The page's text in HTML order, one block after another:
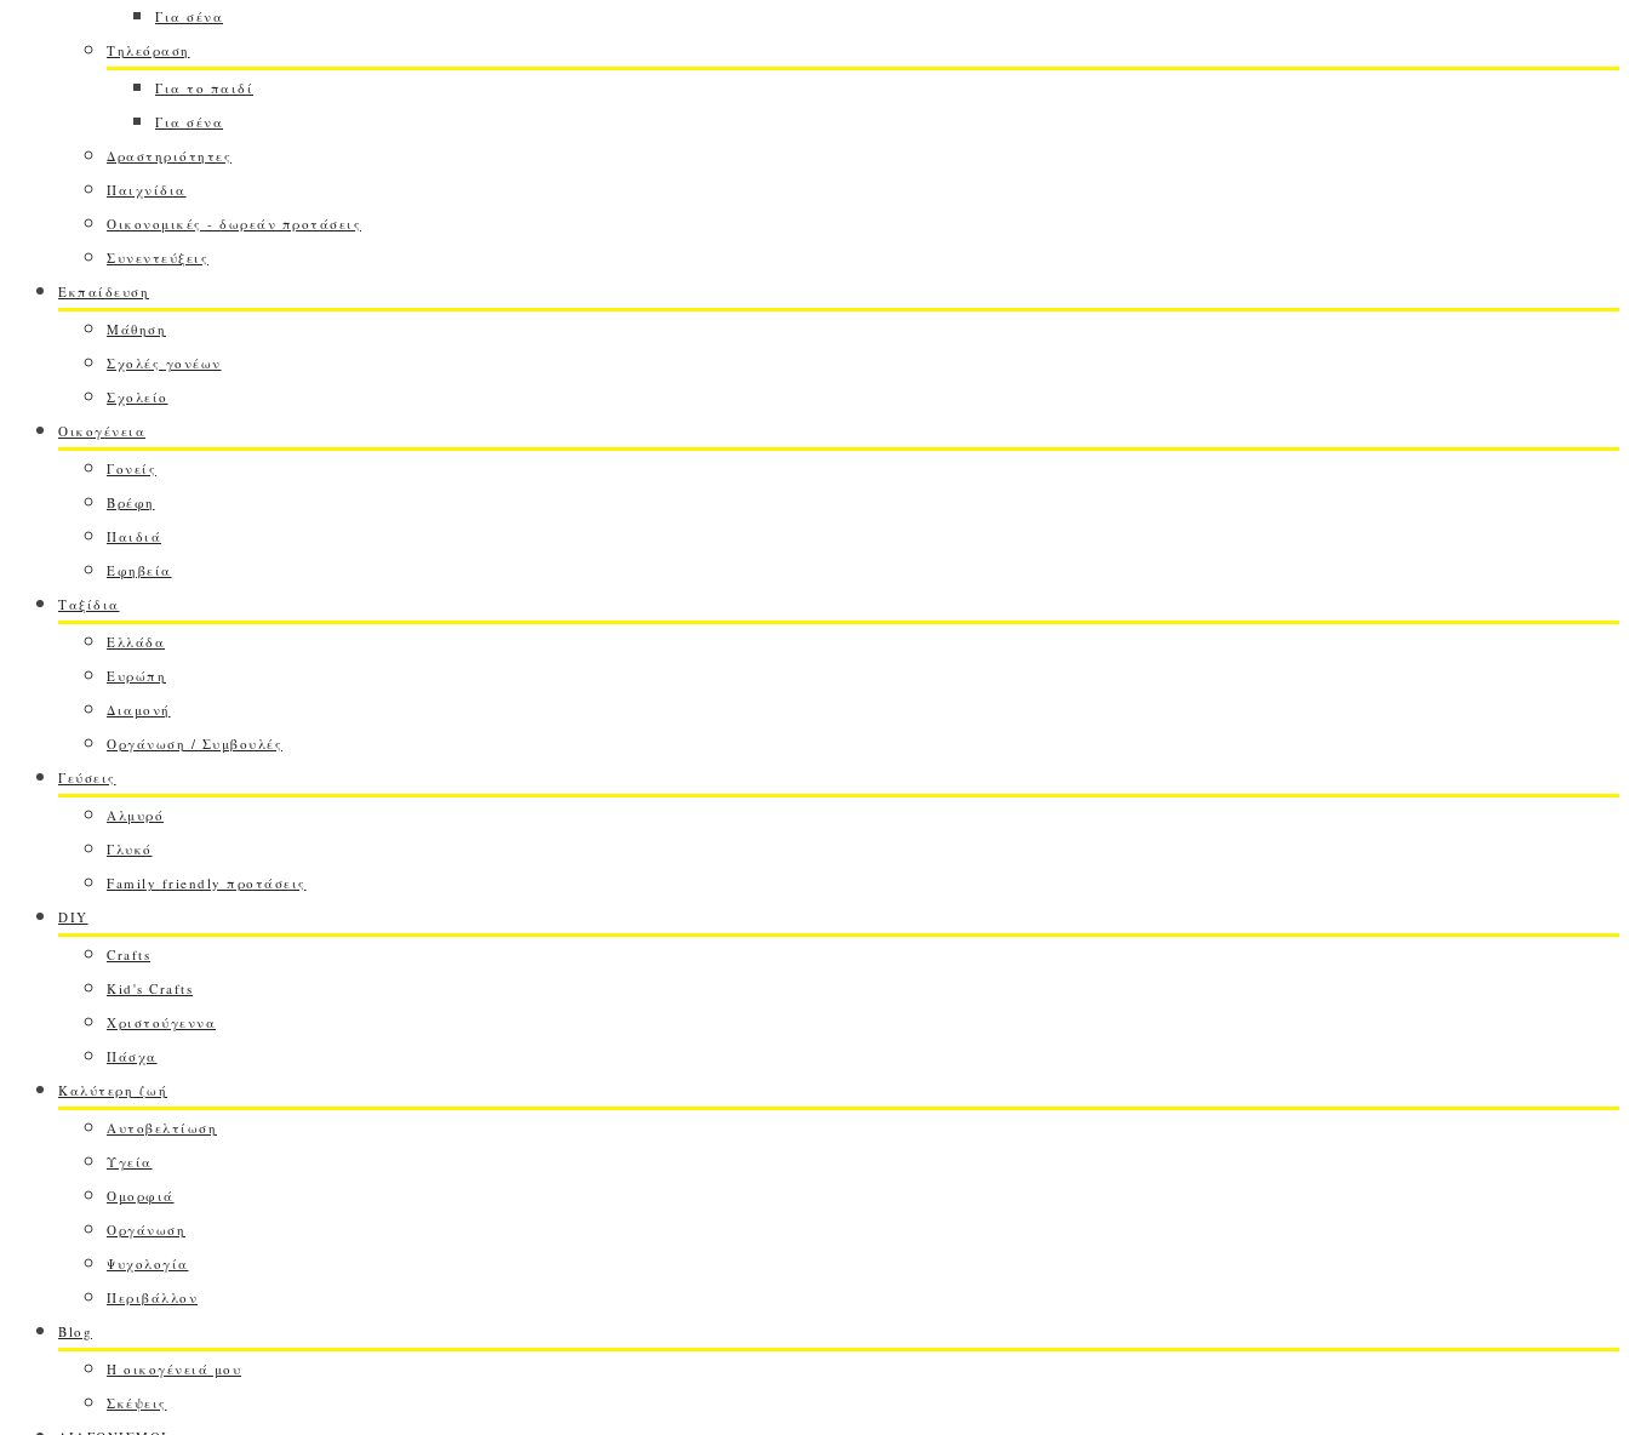
Για σένα
Τηλεόραση
Για το παιδί
Για σένα
Δραστηριότητες
Παιχνίδια
Οικονομικές - δωρεάν προτάσεις
Συνεντεύξεις
Εκπαίδευση
Μάθηση
Σχολές γονέων
Σχολείο
Οικογένεια
Γονείς
Βρέφη
Παιδιά
Εφηβεία
Ταξίδια
Ελλάδα
Ευρώπη
Διαμονή
Οργάνωση / Συμβουλές
Γεύσεις
Αλμυρό
Γλυκό
Family friendly προτάσεις
DIY
Crafts
Kid's Crafts
Χριστούγεννα
Πάσχα
Καλύτερη ζωή
Αυτοβελτίωση
Υγεία
Ομορφιά
Οργάνωση
Ψυχολογία
Περιβάλλον
Blog
Η οικογένειά μου
Σκέψεις